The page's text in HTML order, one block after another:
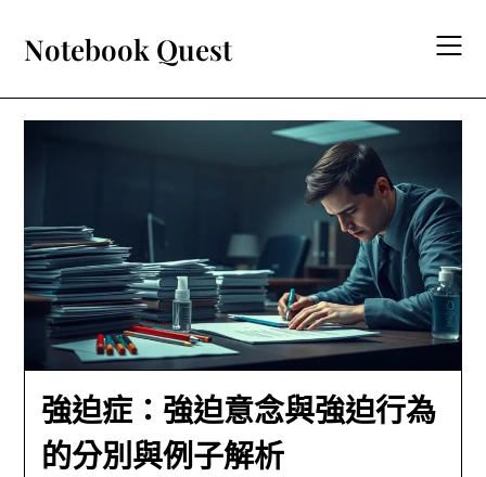
content
Notebook Quest
強迫症：強迫意念與強迫行為
的分別與例子解析